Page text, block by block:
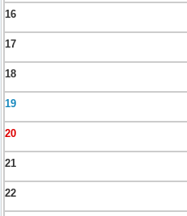
16
17
18
19
20
21
22